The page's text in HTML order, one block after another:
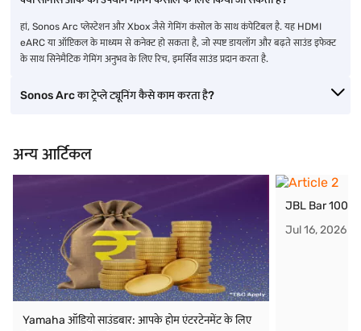
हां, Sonos Arc प्लेस्टेशन और Xbox जैसे गेमिंग कंसोल के साथ कंपेटिबल है. यह HDMI
eARC या ऑप्टिकल के माध्यम से कनेक्ट हो सकता है, जो स्पष्ट डायलॉग और बढ़ते साउंड इफेक्ट
के साथ सिनेमैटिक गेमिंग अनुभव के लिए रिच, इमर्सिव साउंड प्रदान करता है.
Sonos Arc का ट्रेप्ले ट्यूनिंग कैसे काम करता है?
अन्य आर्टिकल
Yamaha ऑडियो साउंडबार: आपके होम एंटरटेनमेंट के लिए
JBL Bar 1000
Jul 16, 2026